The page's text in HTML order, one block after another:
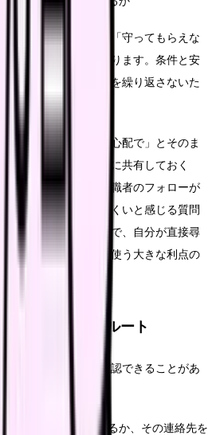
断すると、入職後に「守ってもらえな
ッチが起きやすくなります。条件と安
ことが、同じつらさを繰り返さないた
、「ハラスメントが心配で」とそのま
場でのつらさを正直に共有しておく
った職場」「中途入職者のフォローが
てくれます。聞きにくいと感じる質問
確認してもらうことで、自分が直接尋
。これは紹介会社を使う大きな利点の
いか確認するルート
ても、今の職場で確認できることがあ
ます。
担当者が置かれているか、その連絡先を